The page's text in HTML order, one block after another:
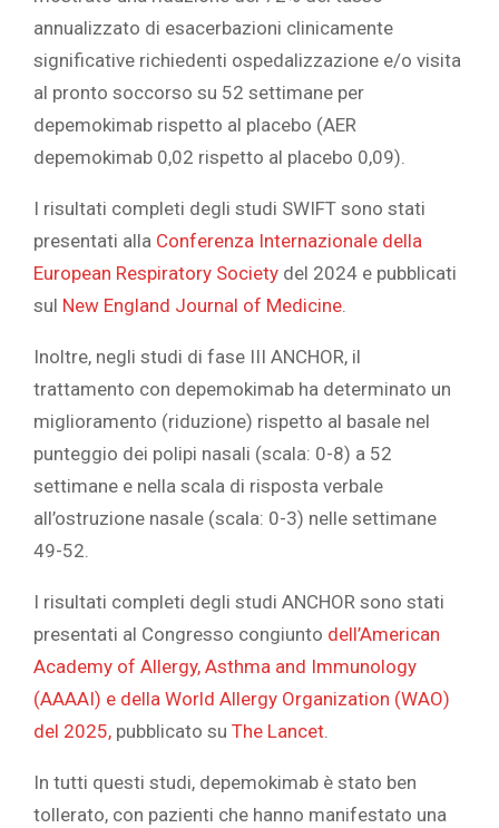
annualizzato di esacerbazioni clinicamente
significative richiedenti ospedalizzazione e/o visita
al pronto soccorso su 52 settimane per
depemokimab rispetto al placebo (AER
depemokimab 0,02 rispetto al placebo 0,09).
I risultati completi degli studi SWIFT sono stati
presentati alla Conferenza Internazionale della
European Respiratory Society del 2024 e pubblicati
sul New England Journal of Medicine.
Inoltre, negli studi di fase III ANCHOR, il
trattamento con depemokimab ha determinato un
miglioramento (riduzione) rispetto al basale nel
punteggio dei polipi nasali (scala: 0-8) a 52
settimane e nella scala di risposta verbale
all’ostruzione nasale (scala: 0-3) nelle settimane
49-52.
I risultati completi degli studi ANCHOR sono stati
presentati al Congresso congiunto dell’American
Academy of Allergy, Asthma and Immunology
(AAAAI) e della World Allergy Organization (WAO)
del 2025, pubblicato su The Lancet.
In tutti questi studi, depemokimab è stato ben
tollerato, con pazienti che hanno manifestato una